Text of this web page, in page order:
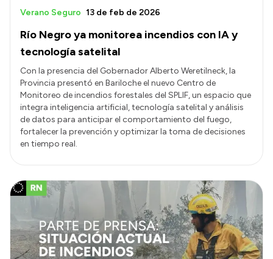
Compras y licitaciones
Consulta de pago a proveedores
Convocatorias
Intranet
Login
Río Negro ya monitorea incendios con IA y
tecnología satelital
Verano Seguro 13 de feb de 2026
Con la presencia del Gobernador Alberto Weretilneck, la
Provincia presentó en Bariloche el nuevo Centro de
Monitoreo de incendios forestales del SPLIF, un espacio que
integra inteligencia artificial, tecnología satelital y análisis
de datos para anticipar el comportamiento del fuego,
fortalecer la prevención y optimizar la toma de decisiones
en tiempo real.